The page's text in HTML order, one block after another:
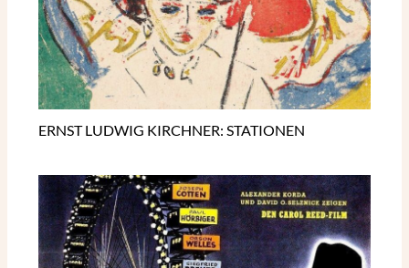
ERNST LUDWIG KIRCHNER: STATIONEN